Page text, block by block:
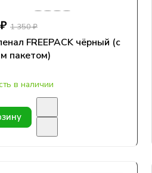
1 350 ₽
FREEPACK чёрный (с
пакетом)
в наличии